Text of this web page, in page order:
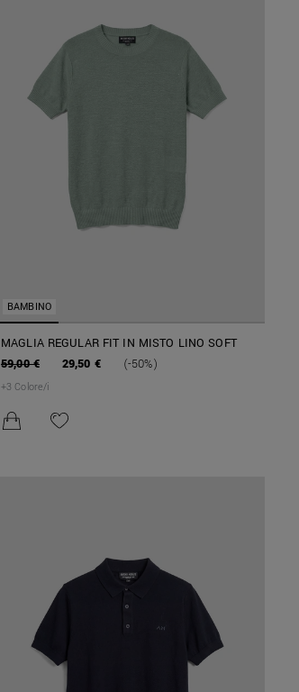
BAMBINO
MAGLIA REGULAR FIT IN MISTO LINO SOFT
59,00 €
29,50 € (-50%)
+3 Colore/i